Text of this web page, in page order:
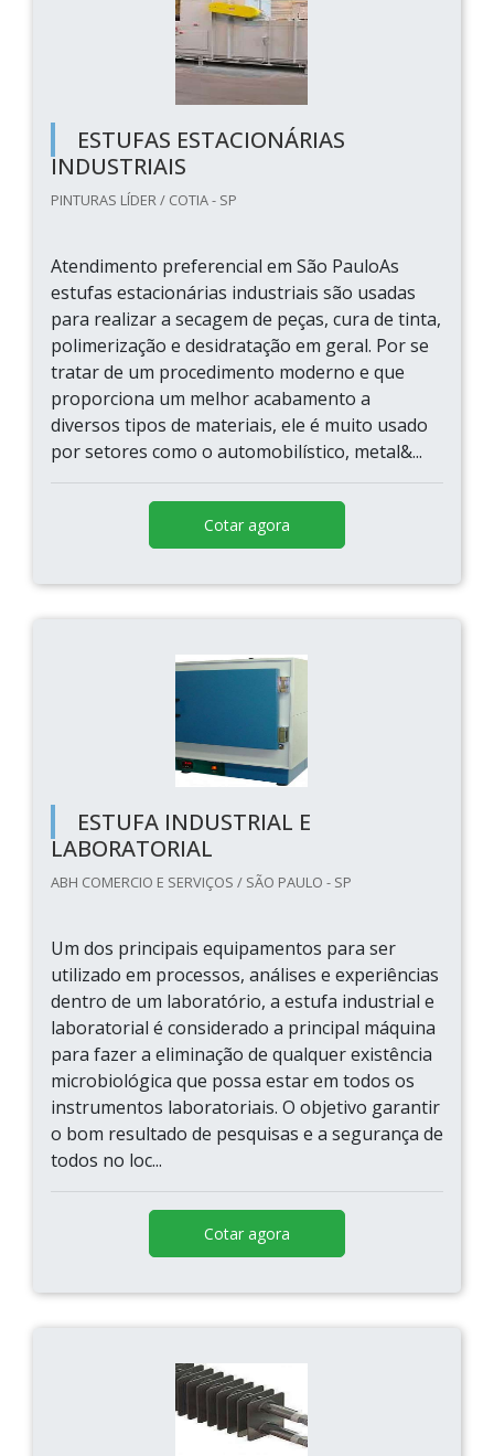
ESTUFAS ESTACIONÁRIAS
INDUSTRIAIS
PINTURAS LÍDER / COTIA - SP
Atendimento preferencial em São PauloAs
estufas estacionárias industriais são usadas
para realizar a secagem de peças, cura de tinta,
polimerização e desidratação em geral. Por se
tratar de um procedimento moderno e que
proporciona um melhor acabamento a
diversos tipos de materiais, ele é muito usado
por setores como o automobilístico, metal&...
Cotar agora
ESTUFA INDUSTRIAL E
LABORATORIAL
ABH COMERCIO E SERVIÇOS / SÃO PAULO - SP
Um dos principais equipamentos para ser
utilizado em processos, análises e experiências
dentro de um laboratório, a estufa industrial e
laboratorial é considerado a principal máquina
para fazer a eliminação de qualquer existência
microbiológica que possa estar em todos os
instrumentos laboratoriais. O objetivo garantir
o bom resultado de pesquisas e a segurança de
todos no loc...
Cotar agora